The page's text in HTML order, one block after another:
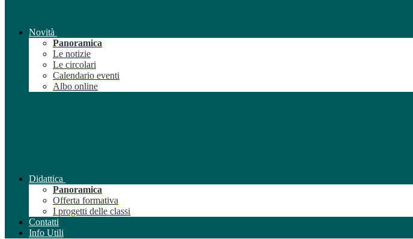
Novità
Panoramica
Le notizie
Le circolari
Calendario eventi
Albo online
Didattica
Panoramica
Offerta formativa
I progetti delle classi
Contatti
Info Utili